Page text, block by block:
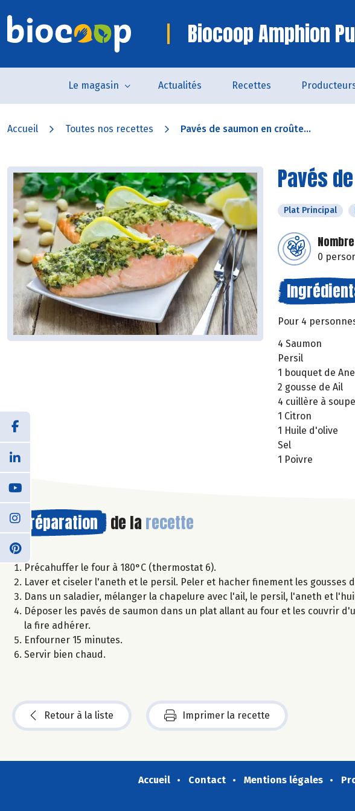
Biocoop Amphion
Le magasin Actualités Recettes
Accueil Toutes nos recettes Pavés de saumon en croûte...
Pavés
Plat Principal
0
Pour 4
4 Saumon
Persil
1 bouquet de
2 gousse de Ail
4 cuillère à
1 Citron
1 Huile d'olive
Sel
1 Poivre
Préparation de la recette
Précahuffer le four à 180°C (thermostat 6).
Laver et ciseler l'aneth et le persil. Peler et hacher finement les gousses
Dans un saladier, mélanger la chapelure avec l'ail, le persil, l'aneth et
Déposer les pavés de saumon dans un plat allant au four et les couvrir
la fire adhérer.
Enfourner 15 minutes.
Servir bien chaud.
Retour à la liste Imprimer la recette
Accueil Contact Mentions légales